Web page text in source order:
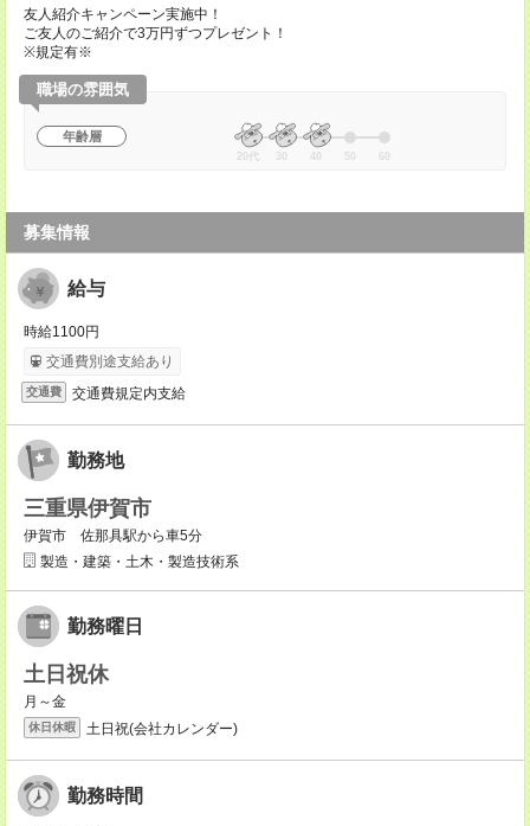
友人紹介キャンペーン実施中！
ご友人のご紹介で3万円ずつプレゼント！
※規定有※
職場の雰囲気
年齢層
20代 30 40 50 60
募集情報
給与
時給1100円
交通費別途支給あり
交通費 交通費規定内支給
勤務地
三重県伊賀市
伊賀市 佐那具駅から車5分
製造・建築・土木・製造技術系
勤務曜日
土日祝休
月～金
休日休暇 土日祝(会社カレンダー)
勤務時間